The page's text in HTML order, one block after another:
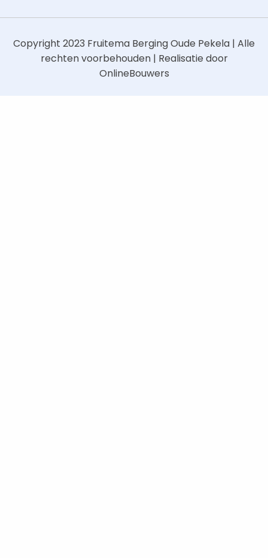
Copyright 2023 Fruitema Berging Oude Pekela | Alle
rechten voorbehouden | Realisatie door
OnlineBouwers